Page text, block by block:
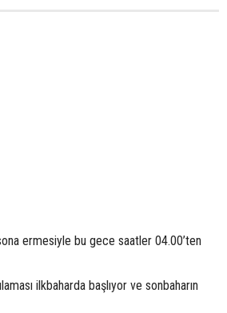
ermesiyle bu gece saatler 04.00’ten
ilkbaharda başlıyor ve sonbaharın